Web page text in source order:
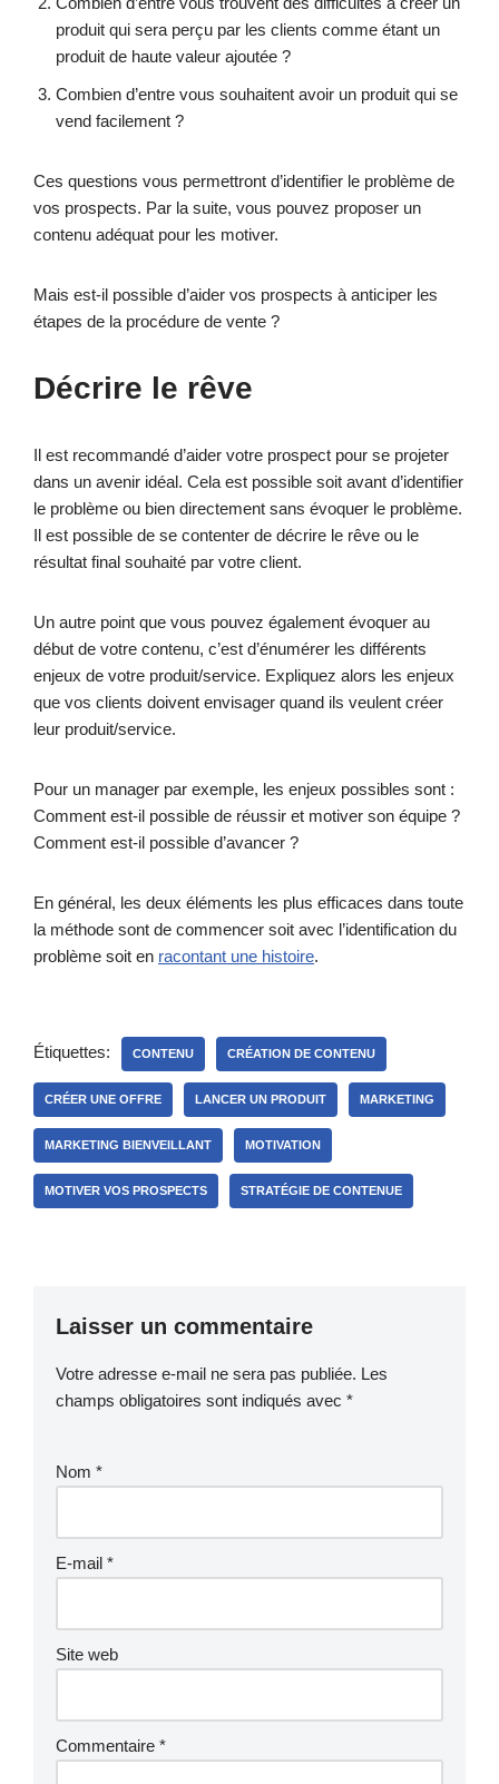
produit qui sera perçu par les clients comme étant un
produit de haute valeur ajoutée ?
Combien d’entre vous souhaitent avoir un produit qui se
vend facilement ?
Ces questions vous permettront d’identifier le problème de
vos prospects. Par la suite, vous pouvez proposer un
contenu adéquat pour les motiver.
Mais est-il possible d’aider vos prospects à anticiper les
étapes de la procédure de vente ?
Décrire le rêve
Il est recommandé d’aider votre prospect pour se projeter
dans un avenir idéal. Cela est possible soit avant d’identifier
le problème ou bien directement sans évoquer le problème.
Il est possible de se contenter de décrire le rêve ou le
résultat final souhaité par votre client.
Un autre point que vous pouvez également évoquer au
début de votre contenu, c’est d’énumérer les différents
enjeux de votre produit/service. Expliquez alors les enjeux
que vos clients doivent envisager quand ils veulent créer
leur produit/service.
Pour un manager par exemple, les enjeux possibles sont :
Comment est-il possible de réussir et motiver son équipe ?
Comment est-il possible d’avancer ?
En général, les deux éléments les plus efficaces dans toute
la méthode sont de commencer soit avec l’identification du
problème soit en racontant une histoire.
Étiquettes: CONTENU CRÉATION DE CONTENU
CRÉER UNE OFFRE LANCER UN PRODUIT MARKETING
MARKETING BIENVEILLANT MOTIVATION
MOTIVER VOS PROSPECTS STRATÉGIE DE CONTENUE
Laisser un commentaire
Votre adresse e-mail ne sera pas publiée. Les
champs obligatoires sont indiqués avec *
Nom *
E-mail *
Site web
Commentaire *